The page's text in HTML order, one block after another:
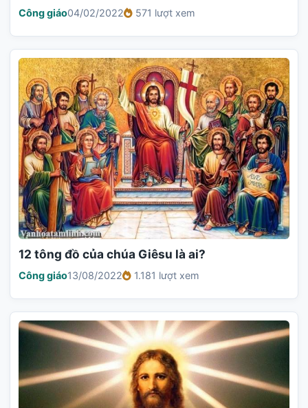
Công giáo04/02/2022 571 lượt xem
12 tông đồ của chúa Giêsu là ai?
Công giáo13/08/2022 1.181 lượt xem